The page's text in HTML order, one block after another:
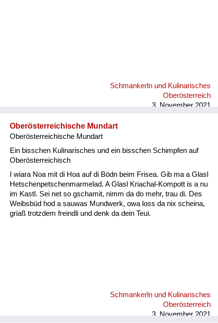
Schmankerln und Kulinarisches
Oberösterreich
3. November 2021
Oberösterreichische Mundart
Oberösterreichische Mundart
Ein bisschen Kulinarisches und ein bisschen Schimpfen auf
Oberösterreichisch
I wiara Noa mit di Hoa auf di Bödn beim Frisea. Gib ma a Glasl
Hetschenpetschenmarmelad. A Glasl Kriachal-Kompott is a nu
im Kastl. Sei net so gschamit, nimm da do mehr, trau di. Des
Weibsbüd hod a sauwas Mundwerk, owa loss da nix scheina,
griaß trotzdem freindli und denk da dein Teui.
Schmankerln und Kulinarisches
Oberösterreich
3. November 2021